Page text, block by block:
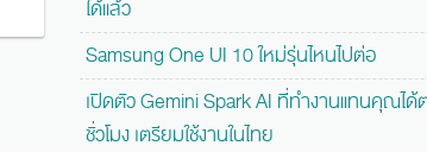
ได้แล้ว
Samsung One UI 10 ใหม่รุ่นไหนไปต่อ
เปิดตัว Gemini Spark AI ที่ทำงานแทนคุณไ
ชั่วโมง เตรียมใช้งานในไทย